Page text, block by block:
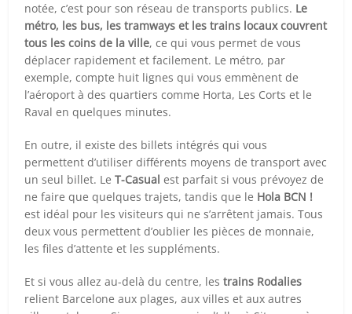
notée, c’est pour son réseau de transports publics. Le
métro, les bus, les tramways et les trains locaux couvrent
tous les coins de la ville, ce qui vous permet de vous
déplacer rapidement et facilement. Le métro, par
exemple, compte huit lignes qui vous emmènent de
l’aéroport à des quartiers comme Horta, Les Corts et le
Raval en quelques minutes.
En outre, il existe des billets intégrés qui vous
permettent d’utiliser différents moyens de transport avec
un seul billet. LeT-Casual est parfait si vous prévoyez de
ne faire que quelques trajets, tandis que le Hola BCN !
est idéal pour les visiteurs qui ne s’arrêtent jamais. Tous
deux vous permettent d’oublier les pièces de monnaie,
les files d’attente et les suppléments.
Et si vous allez au-delà du centre, lestrains Rodalies
relient Barcelone aux plages, aux villes et aux autres